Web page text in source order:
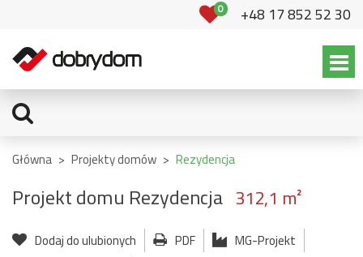
0 +48 17 852 52 30
Główna > Projekty domów > Rezydencja
Projekt domu Rezydencja 312,1 m²
Dodaj do ulubionych PDF
MG-Projekt